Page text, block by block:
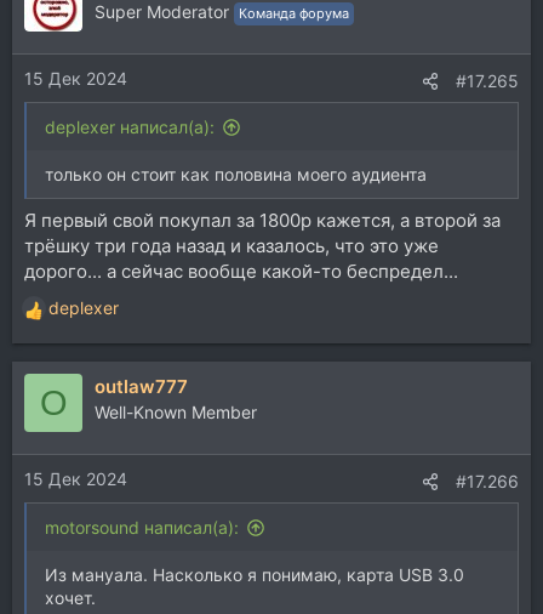
Super Moderator Команда форума
15 Дек 2024 #17.265
deplexer написал(а):
только он стоит как половина моего аудиента
Я первый свой покупал за 1800р кажется, а второй за
трёшку три года назад и казалось, что это уже
дорого... а сейчас вообще какой-то беспредел...
Р
е
а
и
и
:
deplexer
O outlaw777
Well-Known Member
15 Дек 2024 #17.266
motorsound написал(а):
Из мануала. Насколько я понимаю, карта USB 3.0
хочет.